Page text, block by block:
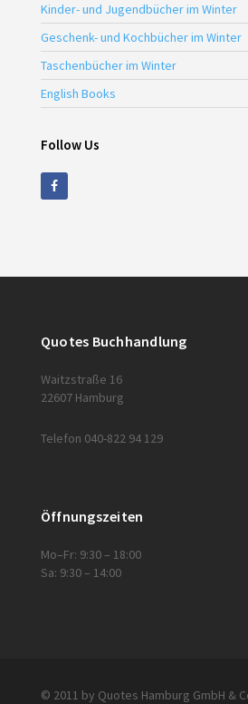
Kinder- und Jugendbücher im Winter
Geschenk- und Kochbücher im Winter
Taschenbücher im Winter
English Books
Follow Us
Quotes Buchhandlung
Waitzstraße 16
22607 Hamburg
Telefon 040-822 94 129
Öffnungszeiten
Mo–Fr: 9:30 – 18:00
Sa: 9:30 – 14:00
© 2011 by Quotes Hamburg GmbH &